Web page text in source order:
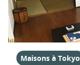
Maisons à Tokyo